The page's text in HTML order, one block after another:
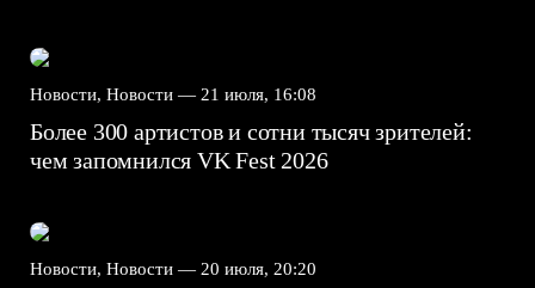
Новости, Новости — 21 июля, 16:08
Более 300 артистов и сотни тысяч зрителей:
чем запомнился VK Fest 2026
Новости, Новости — 20 июля, 20:20